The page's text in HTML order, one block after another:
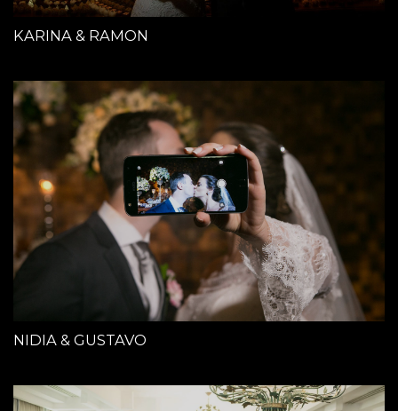
KARINA & RAMON
NIDIA & GUSTAVO